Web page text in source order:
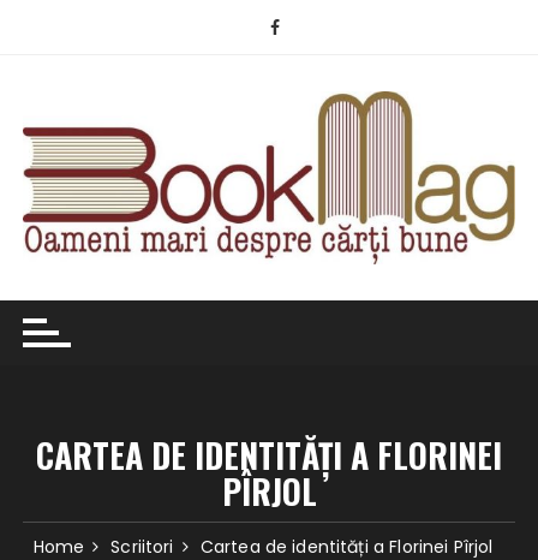
CARTEA DE IDENTITĂȚI A FLORINEI
PÎRJOL
Home Scriitori Cartea de identități a Florinei Pîrjol